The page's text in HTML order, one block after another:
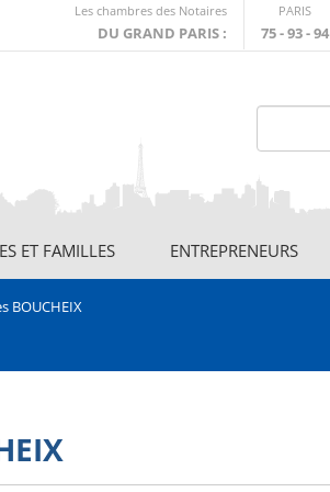
Les chambres des Notaires
DU GRAND PARIS :
externe
PARIS
75 - 93 - 94
ET FAMILLES ENTREPRENEURS
BOUCHEIX